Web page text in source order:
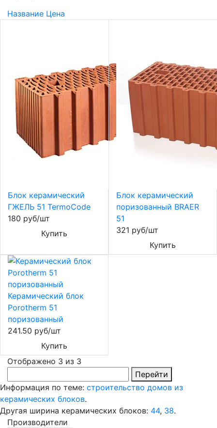
Название Цена
Блок керамический
ГЖЕЛЬ 51 TermoCode
180 руб/шт
Купить
Блок керамический
поризованный BRAER
51
321 руб/шт
Купить
Керамический блок
Porotherm 51
поризованный
241.50 руб/шт
Купить
Отображено 3 из 3
Перейти
Информация по теме: строительство домов из
керамических блоков.
Другая ширина керамических блоков: 44, 38.
Производители